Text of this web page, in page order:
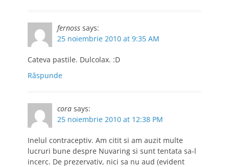
fernoss says:
25 noiembrie 2010 at 9:35 AM
Cateva pastile. Dulcolax. :D
Răspunde
cora says:
25 noiembrie 2010 at 12:38 PM
Inelul contraceptiv. Am citit si am auzit multe
lucruri bune despre Nuvaring si sunt tentata sa-l
incerc. De prezervativ, nici sa nu aud (evident